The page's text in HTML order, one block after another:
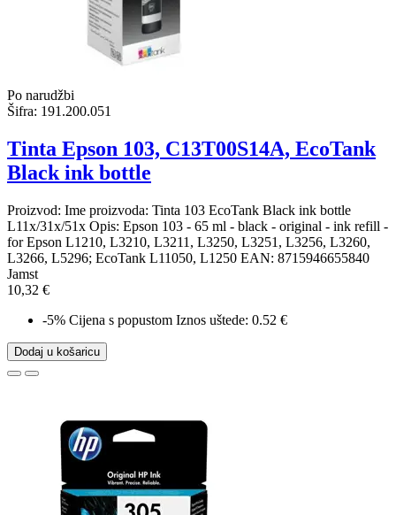
Po narudžbi
Šifra: 191.200.051
Tinta Epson 103, C13T00S14A, EcoTank
Black ink bottle
Proizvod: Ime proizvoda: Tinta 103 EcoTank Black ink bottle
L11x/31x/51x Opis: Epson 103 - 65 ml - black - original - ink refill -
for Epson L1210, L3210, L3211, L3250, L3251, L3256, L3260,
L3266, L5296; EcoTank L11050, L1250 EAN: 8715946655840
Jamst
10,32 €
-5% Cijena s popustom Iznos uštede: 0.52 €
Dodaj u košaricu